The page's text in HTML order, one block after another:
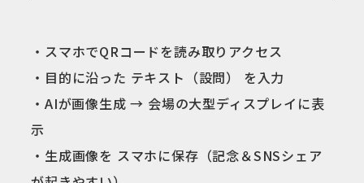
・スマホでQRコードを読み取りアクセス
・目的に沿った テキスト（設問） を入力
・AIが画像生成 → 会場の大型ディスプレイに表
示
・生成画像を スマホに保存（記念＆SNSシェア